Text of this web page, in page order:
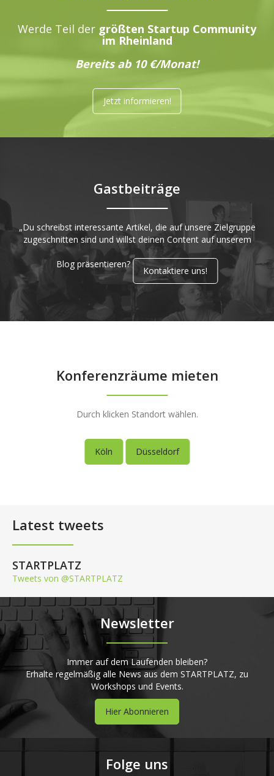
Werde Teil der größten Startup Community
im Rheinland
Bereits ab 10 €/Monat!
Jetzt informieren!
Gastbeiträge
„Du schreibst interessante Artikel, die auf unsere Zielgruppe
zugeschnitten sind und willst deinen Content auf unserem
Blog präsentieren?
Kontaktiere uns!
Konferenzräume mieten
Durch klicken Standort wählen.
Köln Düsseldorf
Latest tweets
STARTPLATZ
Tweets von @STARTPLATZ
Newsletter
Immer auf dem Laufenden bleiben?
Erhalte regelmäßig alle News aus dem STARTPLATZ, zu
Workshops und Events.
Hier Abonnieren
Folge uns